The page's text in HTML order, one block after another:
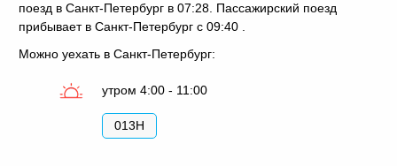
поезд в Санкт-Петербург в 07:28. Пассажирский поезд
прибывает в Санкт-Петербург с 09:40 .
Можно уехать в Санкт-Петербург:
утром 4:00 - 11:00
013Н